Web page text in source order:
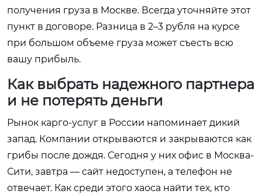
получения груза в Москве. Всегда уточняйте этот
пункт в договоре. Разница в 2–3 рубля на курсе
при большом объеме груза может съесть всю
вашу прибыль.
Как выбрать надежного партнера
и не потерять деньги
Рынок карго-услуг в России напоминает дикий
запад. Компании открываются и закрываются как
грибы после дождя. Сегодня у них офис в Москва-
Сити, завтра — сайт недоступен, а телефон не
отвечает. Как среди этого хаоса найти тех, кто